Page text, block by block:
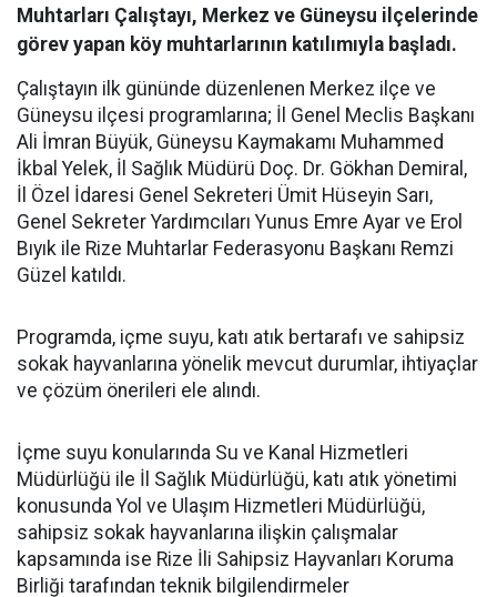
Muhtarları Çalıştayı, Merkez ve Güneysu ilçelerinde
görev yapan köy muhtarlarının katılımıyla başladı.
Çalıştayın ilk gününde düzenlenen Merkez ilçe ve
Güneysu ilçesi programlarına; İl Genel Meclis Başkanı
Ali İmran Büyük, Güneysu Kaymakamı Muhammed
İkbal Yelek, İl Sağlık Müdürü Doç. Dr. Gökhan Demiral,
İl Özel İdaresi Genel Sekreteri Ümit Hüseyin Sarı,
Genel Sekreter Yardımcıları Yunus Emre Ayar ve Erol
Bıyık ile Rize Muhtarlar Federasyonu Başkanı Remzi
Güzel katıldı.
Programda, içme suyu, katı atık bertarafı ve sahipsiz
sokak hayvanlarına yönelik mevcut durumlar, ihtiyaçlar
ve çözüm önerileri ele alındı.
İçme suyu konularında Su ve Kanal Hizmetleri
Müdürlüğü ile İl Sağlık Müdürlüğü, katı atık yönetimi
konusunda Yol ve Ulaşım Hizmetleri Müdürlüğü,
sahipsiz sokak hayvanlarına ilişkin çalışmalar
kapsamında ise Rize İli Sahipsiz Hayvanları Koruma
Birliği tarafından teknik bilgilendirmeler